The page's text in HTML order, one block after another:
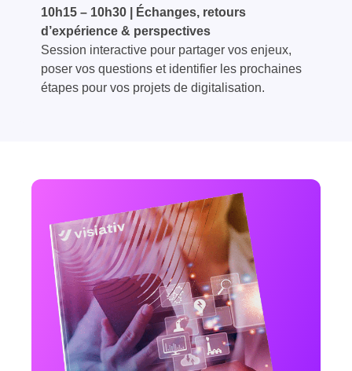
10h15 – 10h30 | Échanges, retours
d’expérience & perspectives
Session interactive pour partager vos enjeux,
poser vos questions et identifier les prochaines
étapes pour vos projets de digitalisation.